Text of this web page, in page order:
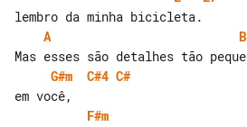
A
B
G#m
C#4 C#
F#m